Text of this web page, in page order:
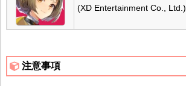
(XD Entertainment Co., Ltd.)
注意事項